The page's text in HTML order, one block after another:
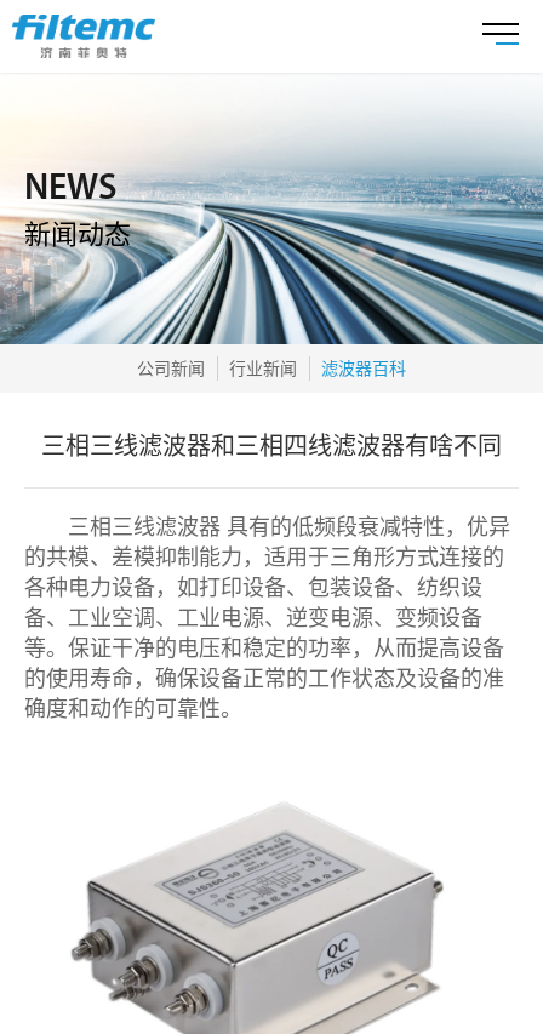
NEWS
新闻动态
公司新闻 行业新闻 滤波器百科
三相三线滤波器和三相四线滤波器有啥不同
三相三线滤波器 具有的低频段衰减特性，优异
的共模、差模抑制能力，适用于三角形方式连接的
各种电力设备，如打印设备、包装设备、纺织设
备、工业空调、工业电源、逆变电源、变频设备
等。保证干净的电压和稳定的功率，从而提高设备
的使用寿命，确保设备正常的工作状态及设备的准
确度和动作的可靠性。